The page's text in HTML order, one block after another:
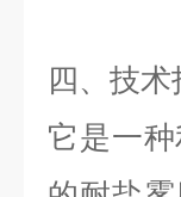
四、技术
它是一